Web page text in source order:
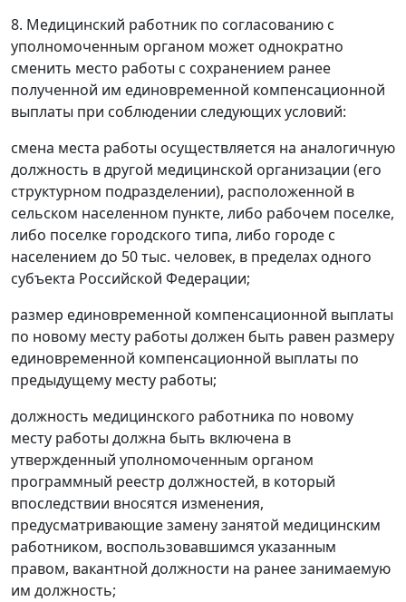
8. Медицинский работник по согласованию с
уполномоченным органом может однократно
сменить место работы с сохранением ранее
полученной им единовременной компенсационной
выплаты при соблюдении следующих условий:
смена места работы осуществляется на аналогичную
должность в другой медицинской организации (его
структурном подразделении), расположенной в
сельском населенном пункте, либо рабочем поселке,
либо поселке городского типа, либо городе с
населением до 50 тыс. человек, в пределах одного
субъекта Российской Федерации;
размер единовременной компенсационной выплаты
по новому месту работы должен быть равен размеру
единовременной компенсационной выплаты по
предыдущему месту работы;
должность медицинского работника по новому
месту работы должна быть включена в
утвержденный уполномоченным органом
программный реестр должностей, в который
впоследствии вносятся изменения,
предусматривающие замену занятой медицинским
работником, воспользовавшимся указанным
правом, вакантной должности на ранее занимаемую
им должность;